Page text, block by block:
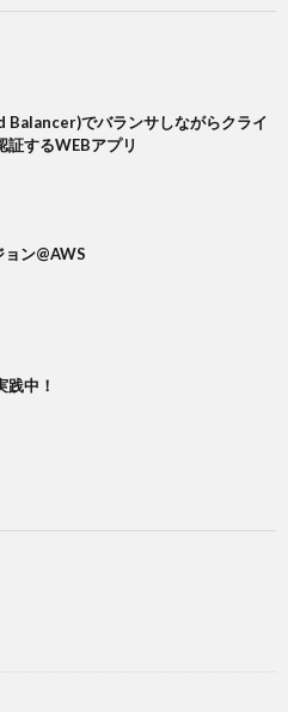
Balancer)でバランサしながらクライ
証するWEBアプリ
ョン@AWS
践中！